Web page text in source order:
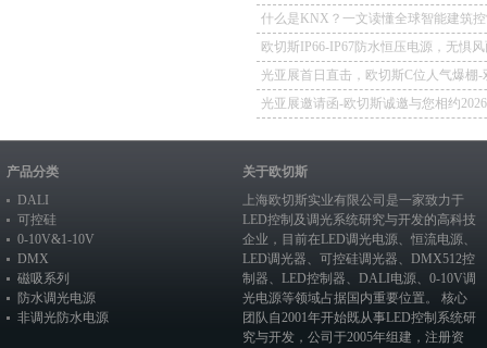
什么是KNX？一文读懂全球智能建筑
欧切斯IP66-IP67防水恒压电源，无惧
如一
光亚展首日直击，欧切斯C位人气爆棚-
冕，实力再出圈
光亚展邀请函-欧切斯诚邀与您相约
产品分类
DALI
可控硅
0-10V&1-10V
DMX
磁吸系列
防水调光电源
非调光防水电源
关于欧切斯
上海欧切斯实业有限公司是一家致力于
LED控制及调光系统研究与开发的高科技
企业，目前在LED调光电源、恒流电源、
LED调光器、 可控硅调光器、 DMX512控
制器、 LED控制器、 DALI电源、 0-10V调
光电源等领域占据国内重要位置。 核心
团队自2001年开始既从事LED控制系统研
究与开发，公司于2005年组建，注册资